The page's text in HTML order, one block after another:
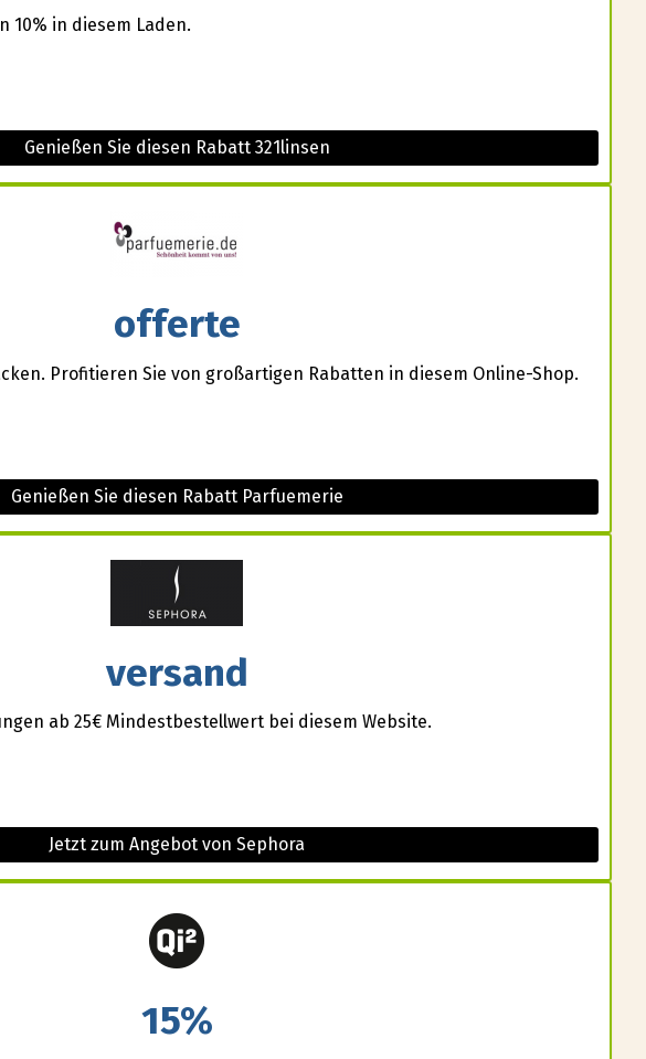
10% in diesem Laden.
Genießen Sie diesen Rabatt 321linsen
offerte
Profitieren Sie von großartigen Rabatten in diesem Online-Shop.
Genießen Sie diesen Rabatt Parfuemerie
versand
ab 25€ Mindestbestellwert bei diesem Website.
Jetzt zum Angebot von Sephora
15%